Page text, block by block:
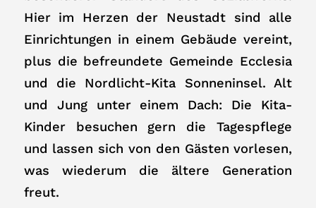
Hier im Herzen der Neustadt sind alle
Einrichtungen in einem Gebäude vereint,
plus die befreundete Gemeinde Ecclesia
und die Nordlicht-Kita Sonneninsel. Alt
und Jung unter einem Dach: Die Kita-
Kinder besuchen gern die Tagespflege
und lassen sich von den Gästen vorlesen,
was wiederum die ältere Generation
freut.